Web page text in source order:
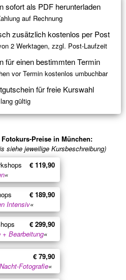
sofort als PDF herunterladen
auf Rechnung
zusätzlich kostenlos per Post
2 Werktagen, zzgl. Post-Laufzeit
für einen bestimmten Termin
vor Termin kostenlos umbuchbar
für freie Kurswahl
gültig
Preise in München:
siehe jeweilige Kursbeschreibung)
€ 119,90
«
€ 189,90
Intensiv«
€ 299,90
+ Bearbeitung«
€ 79,90
Fotografie«